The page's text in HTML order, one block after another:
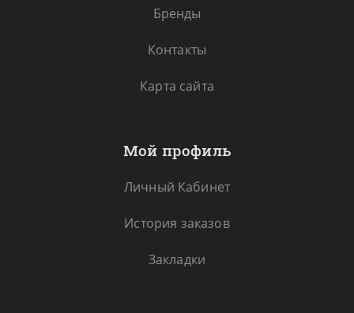
Бренды
Контакты
Карта сайта
Мой профиль
Личный Кабинет
История заказов
Закладки